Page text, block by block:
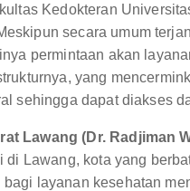
Kedokteran
secara umum
permintaan akan
yang
sehingga dapat diakses
Lawang (Dr. Radjiman
di Lawang, kota yang
layanan kesehatan